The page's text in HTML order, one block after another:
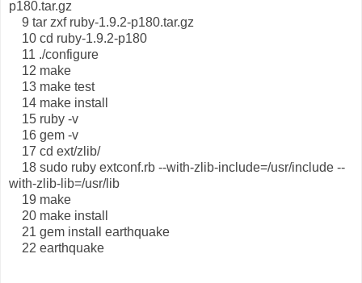
p180.tar.gz
9 tar zxf ruby-1.9.2-p180.tar.gz
10 cd ruby-1.9.2-p180
11 ./configure
12 make
13 make test
14 make install
15 ruby -v
16 gem -v
17 cd ext/zlib/
18 sudo ruby extconf.rb --with-zlib-include=/usr/include --
with-zlib-lib=/usr/lib
19 make
20 make install
21 gem install earthquake
22 earthquake